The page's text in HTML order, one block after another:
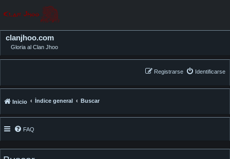
clanjhoo.com
Gloria al Clan Jhoo
Identificarse
Registrarse
Inicio Índice general Buscar
FAQ